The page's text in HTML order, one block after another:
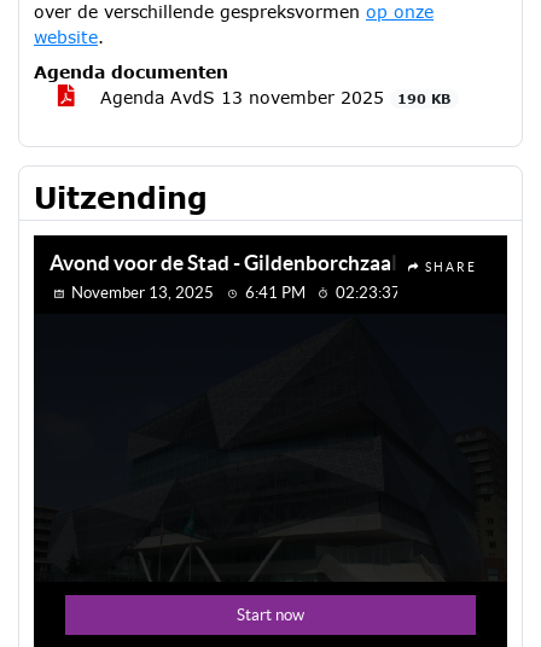
over de verschillende gespreksvormen op onze
website.
Agenda documenten
Agenda AvdS 13 november 2025
190 KB
Uitzending